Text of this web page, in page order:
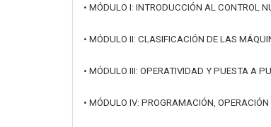
• MÓDULO I: INTRODUCCIÓN AL CONTROL
• MÓDULO II: CLASIFICACIÓN DE LAS
• MÓDULO III: OPERATIVIDAD Y PUESTA A
• MÓDULO IV: PROGRAMACIÓN, OPERACIÓN